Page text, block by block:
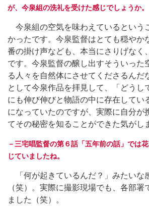
が、今泉組の洗礼を受けた感じでしょうか。
今泉組の空気を味わえているという
かったです。今泉監督はとても穏やか
番の掛け声なども、本当にさりげなく
です。今泉監督の醸し出すそういった
る人々を自然体にさせてくださるんだ
として今泉作品を拝見して、「どうし
にも伸び伸びと物語の中に存在してい
になっていたのですが、実際に自分が
てその秘密を知ることができた気がし
－三宅唱監督の第６話「五年前の話」では
じていましたね。
「何が起きているんだ？」みたいな
（笑）。実際に撮影現場でも、各部署
ました（笑）。